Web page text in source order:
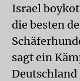
Israel
die besten
sagt ein
Deutschland